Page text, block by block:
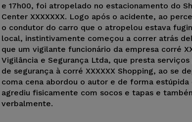
e 17h00, foi atropelado no estacionamento do
Center XXXXXXX. Logo após o acidente, ao
o condutor do carro que o atropelou estava
local, instintivamente começou a correr atrás
que um vigilante funcionário da empresa corré
Vigilância e Segurança Ltda, que presta serviços
de segurança à corré XXXXXX Shopping, ao se
coma cena abordou o autor e de forma estúpida
agrediu fisicamente com socos e tapas e
verbalmente.